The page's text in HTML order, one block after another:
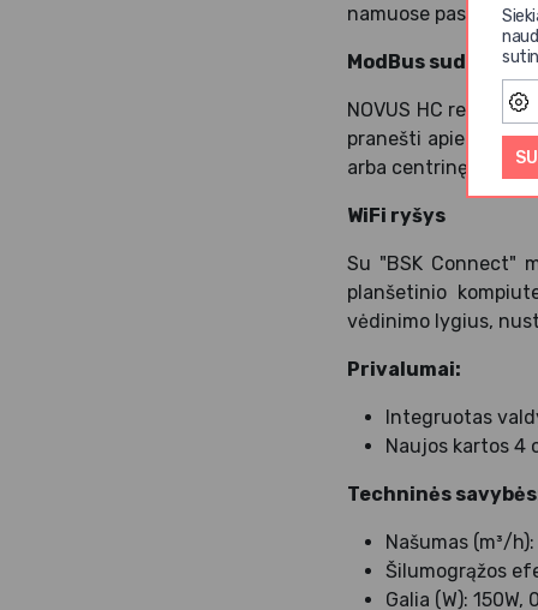
namuose
ModBus
NOVUS HC
pranešti apie
arba centrinę
WiFi ryšys
Su "BSK Connect"
planšetinio
vėdinimo lygius,
Privalumai:
Integruotas
Naujos kartos 4
Techninės
Našumas (m³/h):
Šilumogrąžos
Galia (W): 150W,